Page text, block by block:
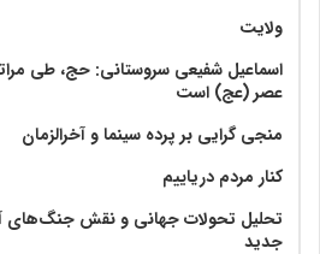
ولايت‏
اسماعیل شفیعی سروستانی: حج، طی
عصر (عج) است
منجی گرایی بر پرده سینما و آخرالزمان
کنار مردم دریاییم
تحلیل تحولات جهانی و نقش جنگ‌های
جدید